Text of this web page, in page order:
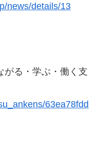
news/details/13
がる・学ぶ・働く支
63ea78fdd